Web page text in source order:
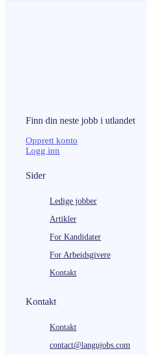
Finn din neste jobb i utlandet
Opprett konto
Logg inn
Sider
Ledige jobber
Artikler
For Kandidater
For Arbeidsgivere
Kontakt
Kontakt
Kontakt
contact@langujobs.com